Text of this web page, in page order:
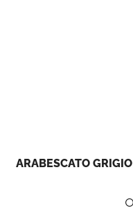
ARABESCATO GRIGIO